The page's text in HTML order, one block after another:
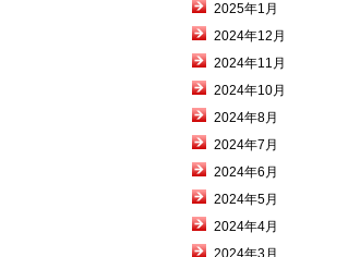
2025年1月
2024年12月
2024年11月
2024年10月
2024年8月
2024年7月
2024年6月
2024年5月
2024年4月
2024年3月